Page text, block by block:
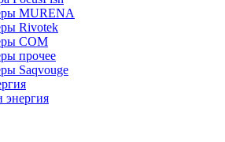
MURENA
Rivotek
СОМ
прочее
Saqvouge
энергия